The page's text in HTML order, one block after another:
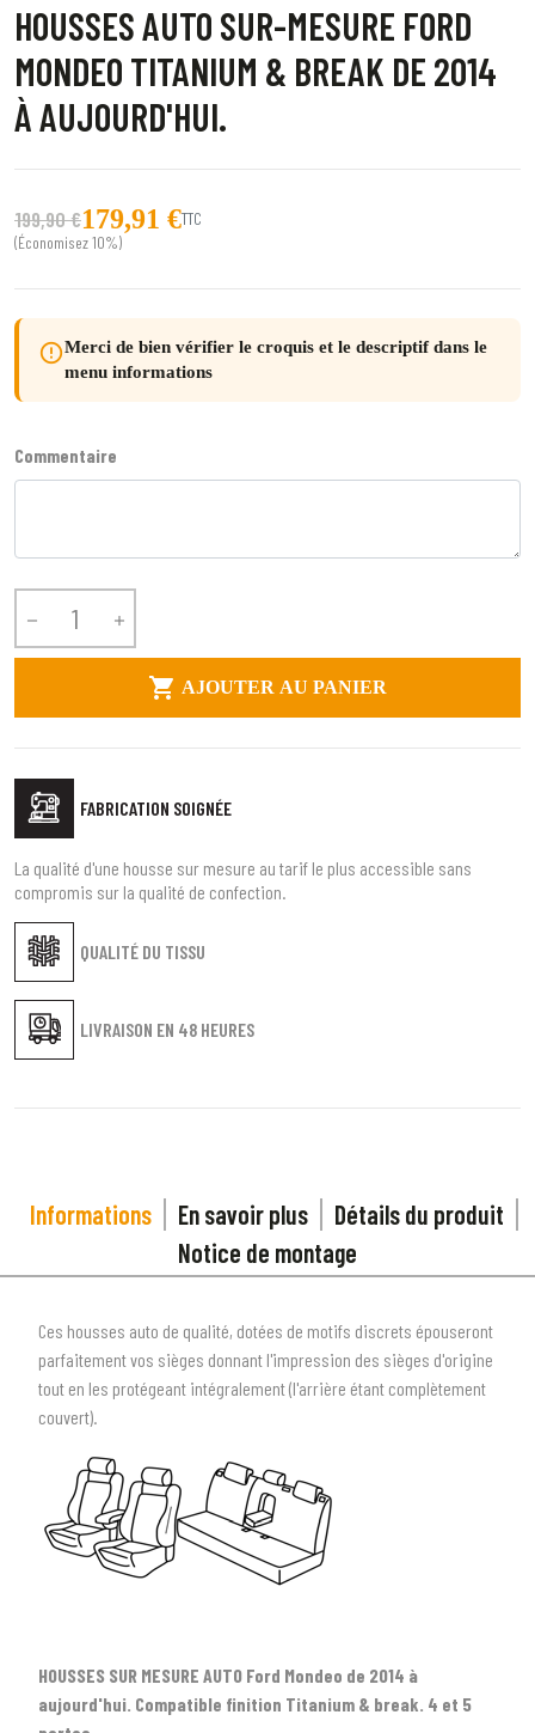
SÉLECTIONNEZ LE TYPE DE VOTRE VÉHICULE
HOUSSES AUTO SUR-MESURE FORD
MONDEO TITANIUM & BREAK DE 2014
À AUJOURD'HUI.
199,90 €179,91 €TTC
(Économisez 10%)
error_outlineMerci de bien vérifier le croquis et le descriptif dans le
menu informations
Commentaire
 
 AJOUTER AU PANIER
FABRICATION SOIGNÉE
QUALITÉ DU TISSU
LIVRAISON EN 48 HEURES
La qualité d'une housse sur mesure au tarif le plus accessible sans
compromis sur la qualité de confection.
Informations En savoir plus
Détails du produit
Notice de montage
Ces housses auto de qualité, dotées de motifs discrets épouseront
parfaitement vos sièges donnant l'impression des sièges d'origine
tout en les protégeant intégralement (l'arrière étant complètement
couvert).
HOUSSES SUR MESURE AUTO Ford Mondeo de 2014 à
aujourd'hui. Compatible finition Titanium & break. 4 et 5